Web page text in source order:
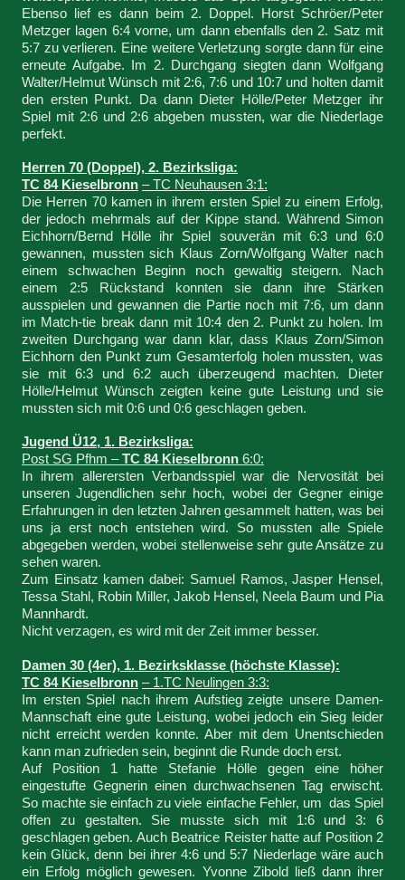
Ebenso lief es dann beim 2. Doppel. Horst Schröer/Peter
Metzger lagen 6:4 vorne, um dann ebenfalls den 2. Satz mit
5:7 zu verlieren. Eine weitere Verletzung sorgte dann für eine
erneute Aufgabe. Im 2. Durchgang siegten dann Wolfgang
Walter/Helmut Wünsch mit 2:6, 7:6 und 10:7 und holten damit
den ersten Punkt. Da dann Dieter Hölle/Peter Metzger ihr
Spiel mit 2:6 und 2:6 abgeben mussten, war die Niederlage
perfekt.
Herren 70 (Doppel), 2. Bezirksliga:
TC 84 Kieselbronn – TC Neuhausen 3:1:
Die Herren 70 kamen in ihrem ersten Spiel zu einem Erfolg,
der jedoch mehrmals auf der Kippe stand. Während Simon
Eichhorn/Bernd Hölle ihr Spiel souverän mit 6:3 und 6:0
gewannen, mussten sich Klaus Zorn/Wolfgang Walter nach
einem schwachen Beginn noch gewaltig steigern. Nach
einem 2:5 Rückstand konnten sie dann ihre Stärken
ausspielen und gewannen die Partie noch mit 7:6, um dann
im Match-tie break dann mit 10:4 den 2. Punkt zu holen. Im
zweiten Durchgang war dann klar, dass Klaus Zorn/Simon
Eichhorn den Punkt zum Gesamterfolg holen mussten, was
sie mit 6:3 und 6:2 auch überzeugend machten. Dieter
Hölle/Helmut Wünsch zeigten keine gute Leistung und sie
mussten sich mit 0:6 und 0:6 geschlagen geben.
Jugend Ü12, 1. Bezirksliga:
Post SG Pfhm –TC 84 Kieselbronn 6:0:
In ihrem allerersten Verbandsspiel war die Nervosität bei
unseren Jugendlichen sehr hoch, wobei der Gegner einige
Erfahrungen in den letzten Jahren gesammelt hatten, was bei
uns ja erst noch entstehen wird. So mussten alle Spiele
abgegeben werden, wobei stellenweise sehr gute Ansätze zu
sehen waren.
Zum Einsatz kamen dabei: Samuel Ramos, Jasper Hensel,
Tessa Stahl, Robin Miller, Jakob Hensel, Neela Baum und Pia
Mannhardt.
Nicht verzagen, es wird mit der Zeit immer besser.
Damen 30 (4er), 1. Bezirksklasse (höchste Klasse):
TC 84 Kieselbronn – 1.TC Neulingen 3:3:
Im ersten Spiel nach ihrem Aufstieg zeigte unsere Damen-
Mannschaft eine gute Leistung, wobei jedoch ein Sieg leider
nicht erreicht werden konnte. Aber mit dem Unentschieden
kann man zufrieden sein, beginnt die Runde doch erst.
Auf Position 1 hatte Stefanie Hölle gegen eine höher
eingestufte Gegnerin einen durchwachsenen Tag erwischt.
So machte sie einfach zu viele einfache Fehler, um das Spiel
offen zu gestalten. Sie musste sich mit 1:6 und 3: 6
geschlagen geben. Auch Beatrice Reister hatte auf Position 2
kein Glück, denn bei ihrer 4:6 und 5:7 Niederlage wäre auch
ein Erfolg möglich gewesen. Yvonne Zibold ließ dann ihrer